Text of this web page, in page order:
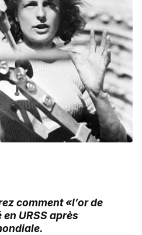
comment «l’or de
en URSS après